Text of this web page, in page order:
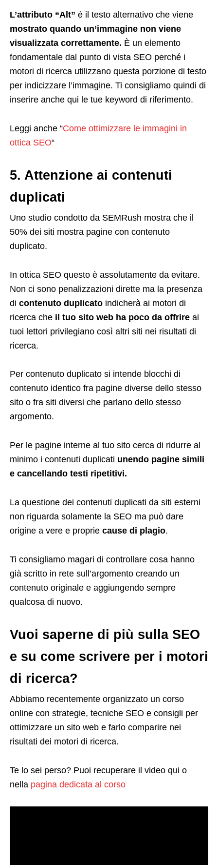
L’attributo “Alt” è il testo alternativo che viene
mostrato quando un’immagine non viene
visualizzata correttamente. È un elemento
fondamentale dal punto di vista SEO perché i
motori di ricerca utilizzano questa porzione di testo
per indicizzare l’immagine. Ti consigliamo quindi di
inserire anche qui le tue keyword di riferimento.
Leggi anche “Come ottimizzare le immagini in
ottica SEO“
5. Attenzione ai contenuti
duplicati
Uno studio condotto da SEMRush mostra che il
50% dei siti mostra pagine con contenuto
duplicato.
In ottica SEO questo è assolutamente da evitare.
Non ci sono penalizzazioni dirette ma la presenza
di contenuto duplicato indicherà ai motori di
ricerca che il tuo sito web ha poco da offrire ai
tuoi lettori privilegiano così altri siti nei risultati di
ricerca.
Per contenuto duplicato si intende blocchi di
contenuto identico fra pagine diverse dello stesso
sito o fra siti diversi che parlano dello stesso
argomento.
Per le pagine interne al tuo sito cerca di ridurre al
minimo i contenuti duplicati unendo pagine simili
e cancellando testi ripetitivi.
La questione dei contenuti duplicati da siti esterni
non riguarda solamente la SEO ma può dare
origine a vere e proprie cause di plagio.
Ti consigliamo magari di controllare cosa hanno
già scritto in rete sull’argomento creando un
contenuto originale e aggiungendo sempre
qualcosa di nuovo.
Vuoi saperne di più sulla SEO
e su come scrivere per i motori
di ricerca?
Abbiamo recentemente organizzato un corso
online con strategie, tecniche SEO e consigli per
ottimizzare un sito web e farlo comparire nei
risultati dei motori di ricerca.
Te lo sei perso? Puoi recuperare il video qui o
nella pagina dedicata al corso